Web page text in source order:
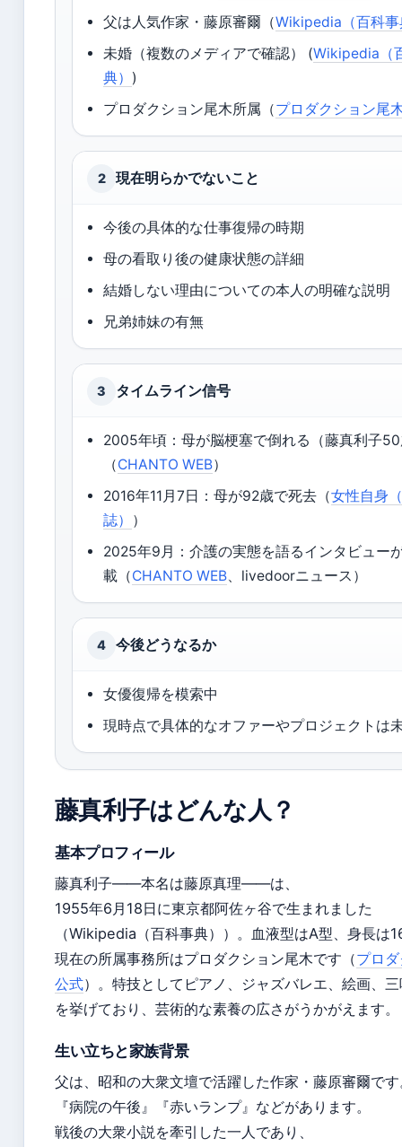
父は人気作家・藤原審爾（Wikipedia（百科
未婚（複数のメディアで確認） (Wikipedia（
典） )
プロダクション尾木所属（プロダクション尾
2 現在明らかでないこと
今後の具体的な仕事復帰の時期
母の看取り後の健康状態の詳細
結婚しない理由についての本人の明確な説明
兄弟姉妹の有無
3 タイムライン信号
2005年頃：母が脳梗塞で倒れる（藤真利子
（CHANTO WEB）
2016年11月7日：母が92歳で死去（女性自身
誌） ）
2025年9月：介護の実態を語るインタビュー
載（CHANTO WEB、livedoorニュース）
4 今後どうなるか
女優復帰を模索中
現時点で具体的なオファーやプロジェクトは
藤真利子はどんな人？
基本プロフィール
藤真利子——本名は藤原真理——は、
1955年6月18日に東京都阿佐ヶ谷で生まれました
（Wikipedia（百科事典））。血液型はA型、身長は
現在の所属事務所はプロダクション尾木です（プロ
公式）。特技としてピアノ、ジャズバレエ、絵画、
を挙げており、芸術的な素養の広さがうかがえます。
生い立ちと家族背景
父は、昭和の大衆文壇で活躍した作家・藤原審爾で
『病院の午後』『赤いランプ』などがあります。
戦後の大衆小説を牽引した一人であり、